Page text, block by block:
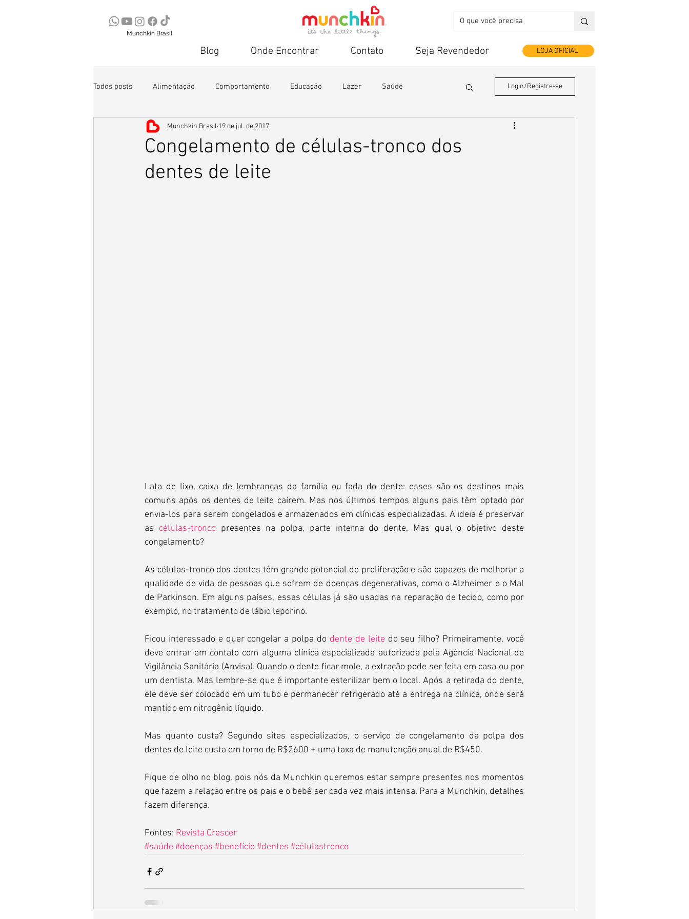
Munchkin Brasil
Blog Onde Encontrar Contato Seja Revendedor LOJA OFICIAL
Todos posts Alimentação Comportamento Educação Lazer Saúde Login/Registre-se
Congelamento de células-tronco dos
dentes de leite
Munchkin Brasil 19 de jul. de 2017
Lata de lixo, caixa de lembranças da família ou fada do dente: esses são os destinos mais
comuns após os dentes de leite caírem. Mas nos últimos tempos alguns pais têm optado por
envia-los para serem congelados e armazenados em clínicas especializadas. A ideia é preservar
as células-tronco presentes na polpa, parte interna do dente. Mas qual o objetivo deste
congelamento?
As células-tronco dos dentes têm grande potencial de proliferação e são capazes de melhorar a
qualidade de vida de pessoas que sofrem de doenças degenerativas, como o Alzheimer e o Mal
de Parkinson. Em alguns países, essas células já são usadas na reparação de tecido, como por
exemplo, no tratamento de lábio leporino.
Ficou interessado e quer congelar a polpa do dente de leite do seu filho? Primeiramente, você
deve entrar em contato com alguma clínica especializada autorizada pela Agência Nacional de
Vigilância Sanitária (Anvisa). Quando o dente ficar mole, a extração pode ser feita em casa ou por
um dentista. Mas lembre-se que é importante esterilizar bem o local. Após a retirada do dente,
ele deve ser colocado em um tubo e permanecer refrigerado até a entrega na clínica, onde será
mantido em nitrogênio líquido.
Mas quanto custa? Segundo sites especializados, o serviço de congelamento da polpa dos
dentes de leite custa em torno de R$2600 + uma taxa de manutenção anual de R$450.
Fique de olho no blog, pois nós da Munchkin queremos estar sempre presentes nos momentos
que fazem a relação entre os pais e o bebê ser cada vez mais intensa. Para a Munchkin, detalhes
fazem diferença.
Fontes: Revista Crescer
#saúde #doenças #benefício #dentes #célulastronco